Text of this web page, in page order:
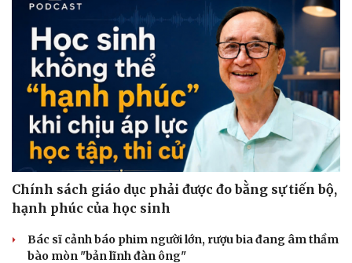
Chính sách giáo dục phải được đo bằng sự tiến bộ,
hạnh phúc của học sinh
Bác sĩ cảnh báo phim người lớn, rượu bia đang âm thầm
bào mòn "bản lĩnh đàn ông"